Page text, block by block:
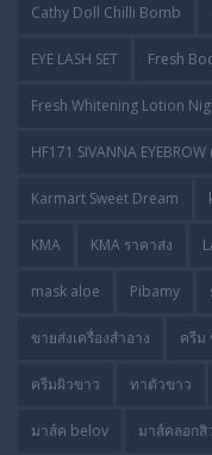
Cathy Doll Chilli Bomb
EYE LASH SET Fresh
Fresh Whitening Lotion
HF171 SIVANNA EYEBROW
Karmart Sweet Dream
KMA KMA ราคาส่ง
mask aloe Pibamy
ขายส่งเครื่องสำอาง ครีม
ครีมผิวขาว ทาตัวขาว
มาส์ค belov มาส์คลอกสิ